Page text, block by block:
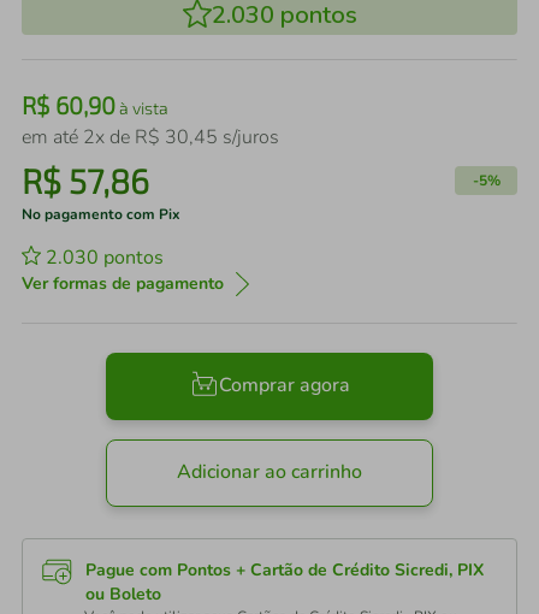
2.030 pontos
R$ 60,90à vista
em até 2x de R$ 30,45 s/juros
R$ 57,86 -5%
No pagamento com Pix
2.030 pontos
Ver formas de pagamento
Comprar agora
Adicionar ao carrinho
Pague com Pontos + Cartão de Crédito Sicredi, PIX
ou Boleto